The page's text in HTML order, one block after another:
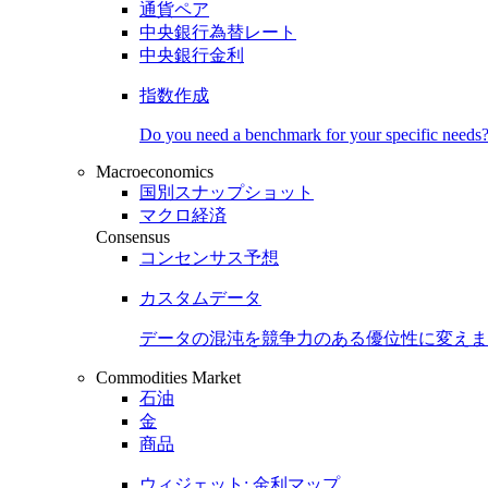
通貨ペア
中央銀行為替レート
中央銀行金利
指数作成
Do you need a benchmark for your specific needs?
Macroeconomics
国別スナップショット
マクロ経済
Consensus
コンセンサス予想
カスタムデータ
データの混沌を競争力のある優位性に変え
Commodities Market
石油
金
商品
ウィジェット: 金利マップ